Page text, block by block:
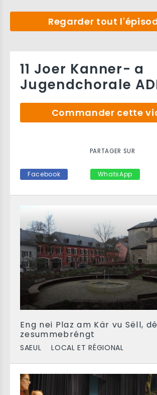
Regarder tout
Eng nei Plaz am Kär vu Sëll,
zesummebréngt
SAEUL LOCAL ET RÉGIONAL
11 Joer Kanner- a
Jugendchorale
Commander cette
PARTAGER SUR
Facebook WhatsApp